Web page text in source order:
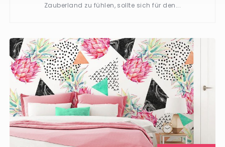
Zauberland zu fühlen, sollte sich für den...